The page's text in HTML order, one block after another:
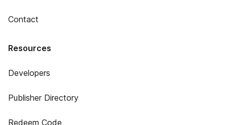
Contact
Resources
Developers
Publisher Directory
Redeem Code